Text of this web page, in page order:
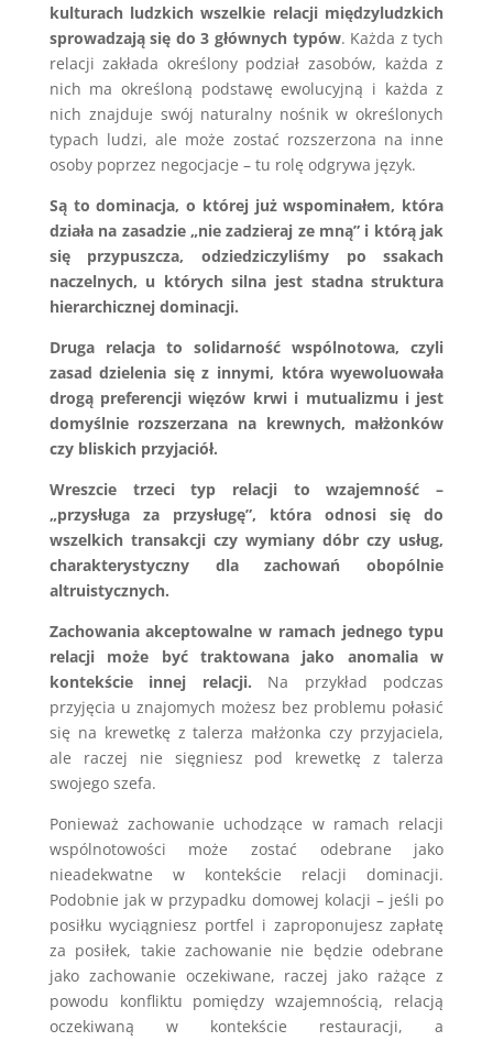
kulturach ludzkich wszelkie relacji międzyludzkich
sprowadzają się do 3 głównych typów. Każda z tych
relacji zakłada określony podział zasobów, każda z
nich ma określoną podstawę ewolucyjną i każda z
nich znajduje swój naturalny nośnik w określonych
typach ludzi, ale może zostać rozszerzona na inne
osoby poprzez negocjacje – tu rolę odgrywa język.
Są to dominacja, o której już wspominałem, która
działa na zasadzie „nie zadzieraj ze mną” i którą jak
się przypuszcza, odziedziczyliśmy po ssakach
naczelnych, u których silna jest stadna struktura
hierarchicznej dominacji.
Druga relacja to solidarność wspólnotowa, czyli
zasad dzielenia się z innymi, która wyewoluowała
drogą preferencji więzów krwi i mutualizmu i jest
domyślnie rozszerzana na krewnych, małżonków
czy bliskich przyjaciół.
Wreszcie trzeci typ relacji to wzajemność –
„przysługa za przysługę”, która odnosi się do
wszelkich transakcji czy wymiany dóbr czy usług,
charakterystyczny dla zachowań obopólnie
altruistycznych.
Zachowania akceptowalne w ramach jednego typu
relacji może być traktowana jako anomalia w
kontekście innej relacji. Na przykład podczas
przyjęcia u znajomych możesz bez problemu połasić
się na krewetkę z talerza małżonka czy przyjaciela,
ale raczej nie sięgniesz pod krewetkę z talerza
swojego szefa.
Ponieważ zachowanie uchodzące w ramach relacji
wspólnotowości może zostać odebrane jako
nieadekwatne w kontekście relacji dominacji.
Podobnie jak w przypadku domowej kolacji – jeśli po
posiłku wyciągniesz portfel i zaproponujesz zapłatę
za posiłek, takie zachowanie nie będzie odebrane
jako zachowanie oczekiwane, raczej jako rażące z
powodu konfliktu pomiędzy wzajemnością, relacją
oczekiwaną w kontekście restauracji, a